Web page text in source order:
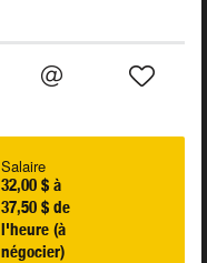
Salaire
32,00 $ à
37,50 $ de
l'heure (à
négocier)